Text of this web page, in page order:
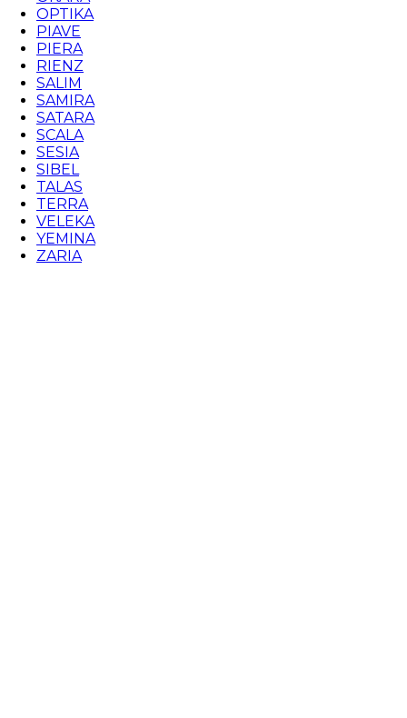
OPTIKA
PIAVE
PIERA
RIENZ
SALIM
SAMIRA
SATARA
SCALA
SESIA
SIBEL
TALAS
TERRA
VELEKA
YEMINA
ZARIA